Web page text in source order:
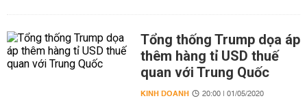
Tổng thống Trump dọa áp
thêm hàng tỉ USD thuế
quan với Trung Quốc
KINH DOANH 20:00 | 01/05/2020